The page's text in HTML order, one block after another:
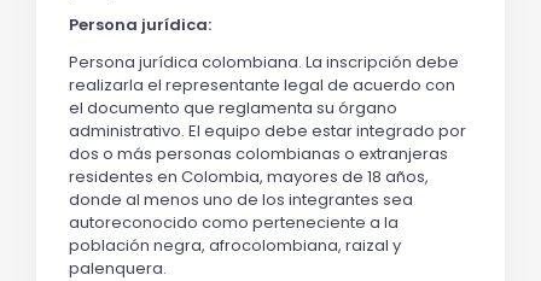
Persona jurídica:
Persona jurídica colombiana. La inscripción debe
realizarla el representante legal de acuerdo con
el documento que reglamenta su órgano
administrativo. El equipo debe estar integrado por
dos o más personas colombianas o extranjeras
residentes en Colombia, mayores de 18 años,
donde al menos uno de los integrantes sea
autoreconocido como perteneciente a la
población negra, afrocolombiana, raizal y
palenquera.